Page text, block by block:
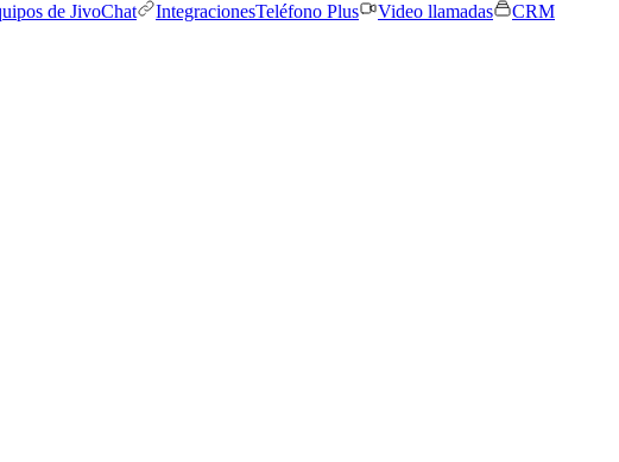
de JivoChat IntegracionesTeléfono Plus Video llamadas
CRM